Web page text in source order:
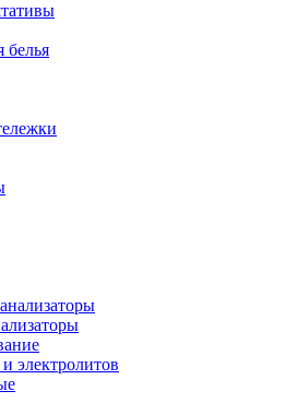
белья
электролитов